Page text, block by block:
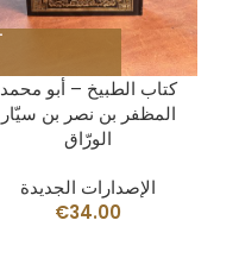
كتاب الطبيخ – أبو محمد
المظفر بن نصر بن سيّار
الورّاق
الإصدارات الجديدة
€34.00